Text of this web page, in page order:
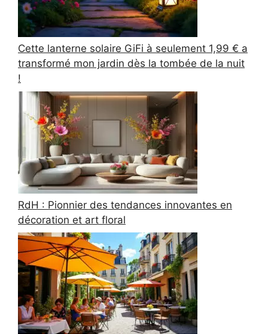
Cette lanterne solaire GiFi à seulement 1,99 € a
transformé mon jardin dès la tombée de la nuit
!
RdH : Pionnier des tendances innovantes en
décoration et art floral